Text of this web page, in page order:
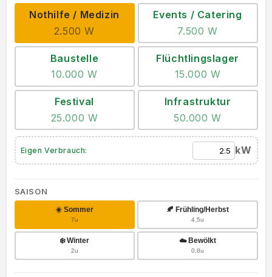
Nothilfe / Medizin
2.500 W
Events / Catering
7.500 W
Baustelle
10.000 W
Flüchtlingslager
15.000 W
Festival
25.000 W
Infrastruktur
50.000 W
Eigen Verbrauch: kW
SAISON
☀️ Sommer
7u
🍂 Frühling/Herbst
4,5u
❄️ Winter
2u
☁️ Bewölkt
0,8u